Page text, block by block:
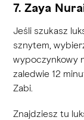
7. Zaya
Jeśli szukasz
sznytem,
wypoczynkowy
zaledwie 12
Zabi.
Znajdziesz tu